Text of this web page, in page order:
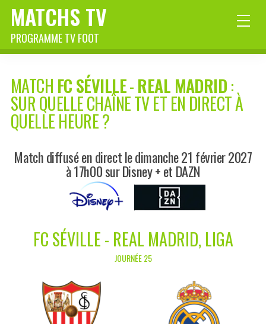
MATCHS TV
PROGRAMME TV FOOT
MATCH FC SÉVILLE-REAL MADRID:
SUR QUELLE CHAÎNE TV ET EN DIRECT À
QUELLE HEURE ?
Match diffusé en direct le dimanche 21 février 2027
à 17h00 sur Disney + et DAZN
FC SÉVILLE - REAL MADRID, LIGA
JOURNÉE 25